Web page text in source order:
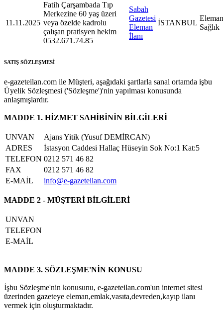
11.11.2025
Fatih Çarşambada Tıp
Merkezine 60 yaş üzeri
veya özelde kadrolu
çalışan pratisyen hekim
0532.671.74.85
Sabah
Gazetesi
Eleman
İlanı
İSTANBUL
Sağlık
SATIŞ SÖZLEŞMESİ
e-gazeteilan.com ile Müşteri, aşağıdaki şartlarla sanal ortamda işbu
Üyelik Sözleşmesi ('Sözleşme')'nin yapılması konusunda
anlaşmışlardır.
MADDE 1. HİZMET SAHİBİNİN BİLGİLERİ
UNVAN
Ajans Yitik (Yusuf DEMİRCAN)
ADRES
İstasyon Caddesi Hallaç Hüseyin Sok No:1 Kat:5
TELEFON 0212 571 46 82
FAX
0212 571 46 82
E-MAİL
info@e-gazeteilan.com
MADDE 2 - MÜŞTERİ BİLGİLERİ
UNVAN
TELEFON
E-MAİL
MADDE 3. SÖZLEŞME'NİN KONUSU
İşbu Sözleşme'nin konusunu, e-gazeteilan.com'un internet sitesi
üzerinden gazeteye eleman,emlak,vasıta,devreden,kayıp ilanı
vermek için oluşturmaktadır.